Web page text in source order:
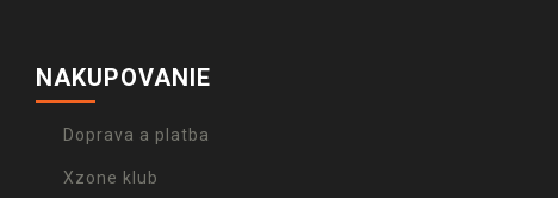
NAKUPOVANIE
Doprava a platba
Xzone klub